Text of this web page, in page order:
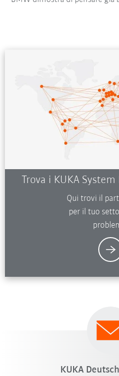
Trova i KUKA
Qui trovi il
per il tuo
KUKA